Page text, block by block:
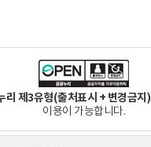
리 제3유형(출처표시 + 변경금지)
이용이 가능합니다.